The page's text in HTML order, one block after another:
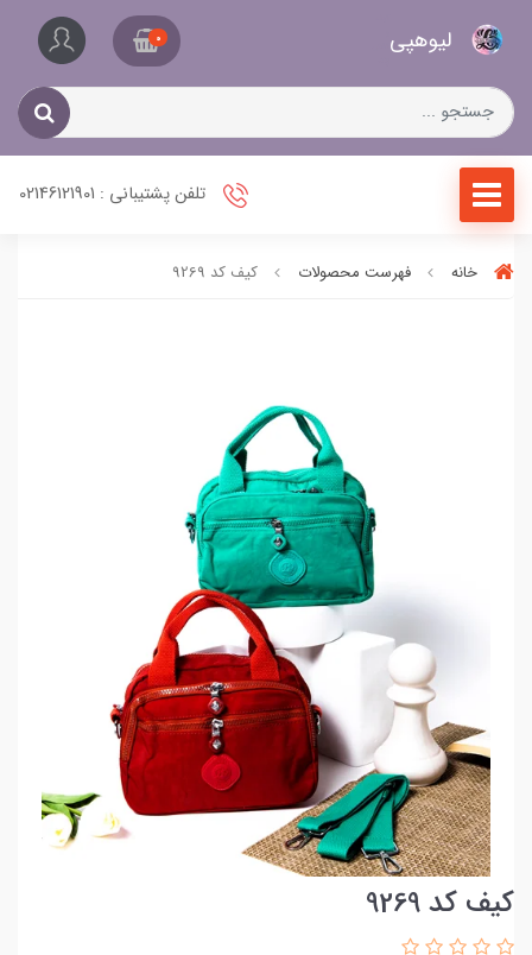
لیو‌هپی 0
تلفن پشتیبانی : 02146121901
خانه فهرست محصولات کیف کد 9269
کیف کد 9269